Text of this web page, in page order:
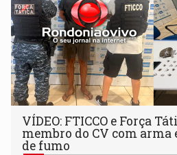
VÍDEO: FTICCO e Força
membro do CV com arma
de fumo